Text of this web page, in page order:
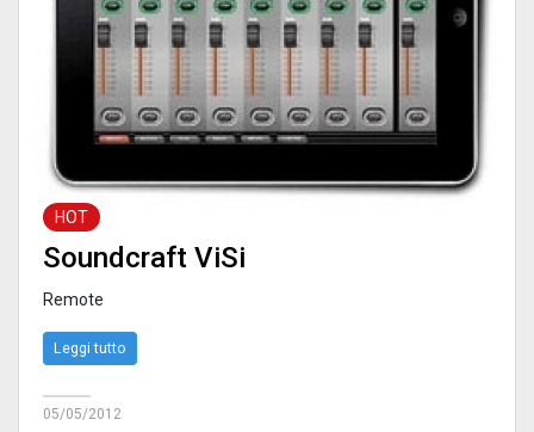
HOT
Soundcraft ViSi
Remote
Leggi tutto
05/05/2012